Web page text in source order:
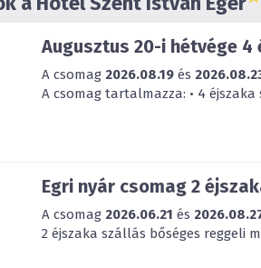
Augusztus 20-i hétvége 4
A csomag 2026.08.19 és
A csomag tartalmazza: • 4
Egri nyár csomag 2
A csomag 2026.06.21 és
2 éjszaka szállás bőséges reggeli